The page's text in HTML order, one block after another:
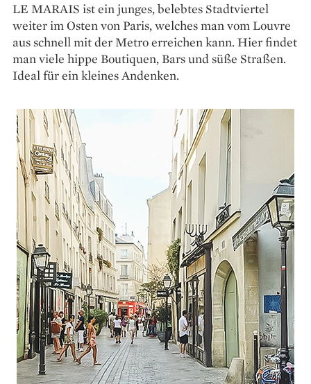
LE MARAIS ist ein junges, belebtes Stadtviertel
weiter im Osten von Paris, welches man vom Louvre
aus schnell mit der Metro erreichen kann. Hier findet
man viele hippe Boutiquen, Bars und süße Straßen.
Ideal für ein kleines Andenken.